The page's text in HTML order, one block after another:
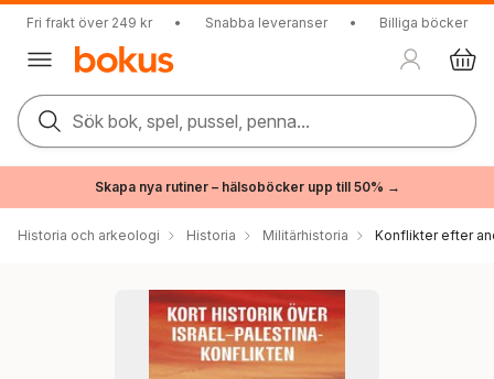
Fri frakt över 249 kr • Snabba leveranser • Billiga böcker
Sök bok, spel, pussel, penna...
Skapa nya rutiner – hälsoböcker upp till 50% →
Historia och arkeologi Historia Militärhistoria Konflikter efter